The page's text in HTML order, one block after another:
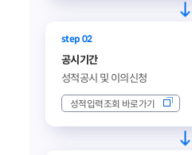
step 02
공시기간
성적공시 및 이의신청
성적입력조회 바로가기